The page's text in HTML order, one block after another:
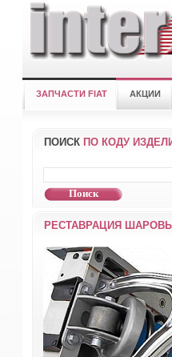
ЗАПЧАСТИ FIAT АКЦИИ
ПОИСК ПО КОДУ
РЕСТАВРАЦИЯ